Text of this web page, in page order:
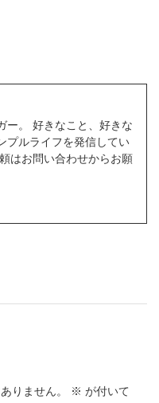
ー。 好きなこと、好きな
プルライフを発信してい
はお問い合わせからお願
りません。 ※ が付いて